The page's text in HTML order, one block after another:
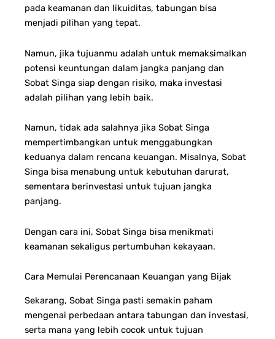
pada keamanan dan likuiditas, tabungan bisa
menjadi pilihan yang tepat.
Namun, jika tujuanmu adalah untuk memaksimalkan
potensi keuntungan dalam jangka panjang dan
Sobat Singa siap dengan risiko, maka investasi
adalah pilihan yang lebih baik.
Namun, tidak ada salahnya jika Sobat Singa
mempertimbangkan untuk menggabungkan
keduanya dalam rencana keuangan. Misalnya, Sobat
Singa bisa menabung untuk kebutuhan darurat,
sementara berinvestasi untuk tujuan jangka
panjang.
Dengan cara ini, Sobat Singa bisa menikmati
keamanan sekaligus pertumbuhan kekayaan.
Cara Memulai Perencanaan Keuangan yang Bijak
Sekarang, Sobat Singa pasti semakin paham
mengenai perbedaan antara tabungan dan investasi,
serta mana yang lebih cocok untuk tujuan